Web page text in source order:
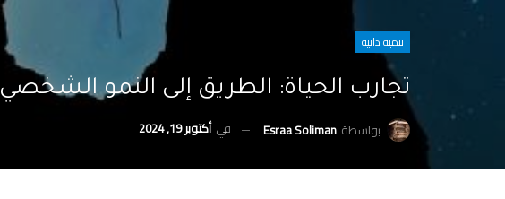
تنمية ذاتية
تجارب الحياة: الطريق إلى النمو الشخصي
بواسطة Esraa Soliman في أكتوبر 19, 2024